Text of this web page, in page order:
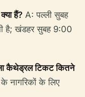
हैं? A: पल्ली सुबह
है; खंडहर सुबह 9:00
कैथेड्रल टिकट कितने
नागरिकों के लिए